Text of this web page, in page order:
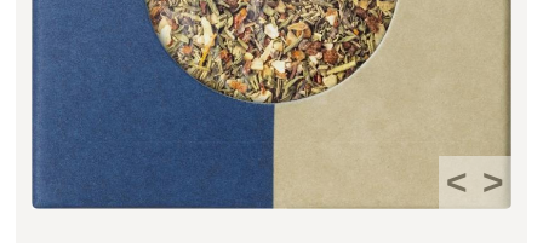
< >